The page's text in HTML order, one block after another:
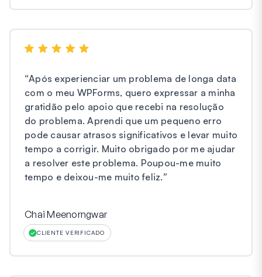
“Após experienciar um problema de longa data
com o meu WPForms, quero expressar a minha
gratidão pelo apoio que recebi na resolução
do problema. Aprendi que um pequeno erro
pode causar atrasos significativos e levar muito
tempo a corrigir. Muito obrigado por me ajudar
a resolver este problema. Poupou-me muito
tempo e deixou-me muito feliz.”
Chai Meenorngwar
CLIENTE VERIFICADO